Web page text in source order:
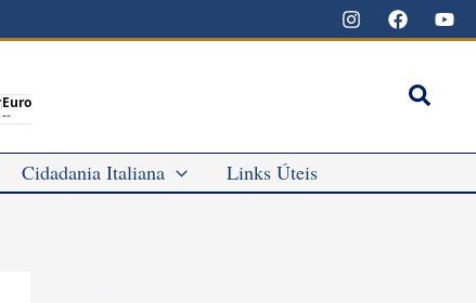
Euro
--
Cidadania Italiana Links Úteis